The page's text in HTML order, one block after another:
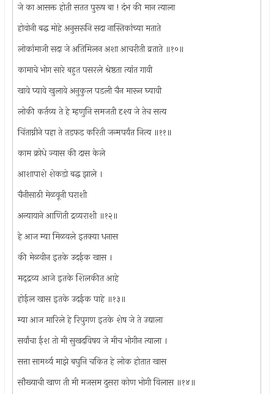
जे का आसक्त होती सतत पुरूष बा ! दंभ की मान त्याला
होवोनी बद्ध मोहे अनुसरूनि सदा नास्तिकांच्या मताते
लोकांमाजी सदा जे अतिमिलन अशा आचरीती व्रताते ॥१०॥
कामाचे भोग सारे बहुत पसरले श्रेष्ठता त्यांत गावी
खावे प्यावे खुलावे अनुकुल पडली चैन मारून घ्यावी
लोकी कर्तव्य ते हे म्हणुनि समजती दृश्य जे तेच सत्य
चिंताग्नीने पहा ते तडफड करिती जन्मपर्यंत नित्य ॥११॥
काम क्रोधे ज्यास की दास केले
आशापाशे शेकडो बद्ध झाले ।
चैनीसाठी मेळवूनी घराशी
अन्यायाने आणिती द्रव्यराशी ॥१२॥
हे आज म्या मिळवले इतक्या धनास
की मेळवीन इतके उदईक खास ।
मद्द्रव्य आजे इतके शिलकीत आहे
होईल खास इतके उदईक पाहे ॥१३॥
म्या आज मारिले हे रिपुगण इतके शेष जे ते उद्याला
सर्वांचा ईश तो मी सुखदविषय जे मीच भोगीन त्याला ।
सत्ता सामर्थ्य माझे बघुनि चकित हे लोक होतात खास
सौख्याची खाण ती मी मजसम दुसरा कोण भोगी विलास ॥१४॥